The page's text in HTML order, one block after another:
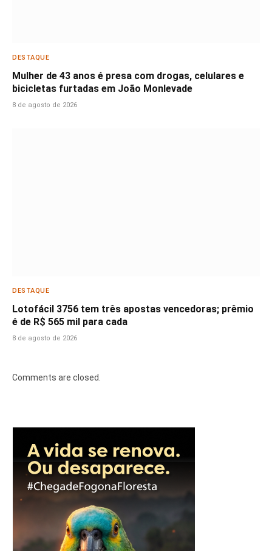
DESTAQUE
Mulher de 43 anos é presa com drogas, celulares e
bicicletas furtadas em João Monlevade
8 de agosto de 2026
DESTAQUE
Lotofácil 3756 tem três apostas vencedoras; prêmio
é de R$ 565 mil para cada
8 de agosto de 2026
Comments are closed.